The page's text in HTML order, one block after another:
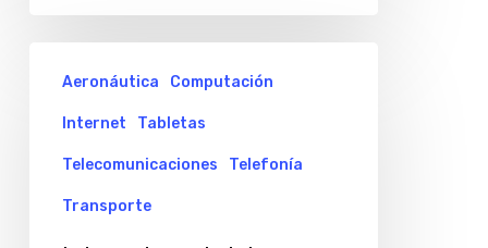
cielo
como
Aeronáutica Computación
Internet Tabletas
Telecomunicaciones Telefonía
Transporte